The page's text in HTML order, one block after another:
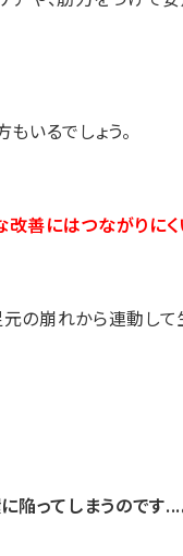
いるでしょう。
善にはつながりにく
の崩れから連動して
陥ってしまうのです...